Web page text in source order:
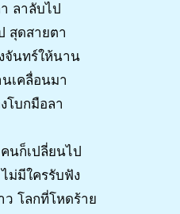
ลาลับไป
สุดสายตา
จันทร์ให้นาน
เคลื่อนมา
โบกมือลา
นก็เปลี่ยนไป
ม่มีใครรับฟัง
ว โลกที่โหดร้าย